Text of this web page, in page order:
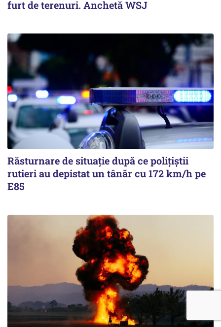
furt de terenuri. Anchetă WSJ
Răsturnare de situație după ce polițiștii
rutieri au depistat un tânăr cu 172 km/h pe
E85